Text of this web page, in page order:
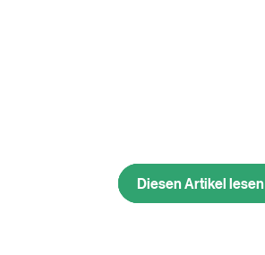
Diesen Artikel lesen
Diesen Artikel lesen